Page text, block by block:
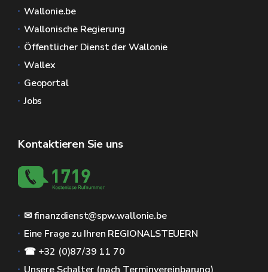
Wallonie.be
Wallonische Regierung
Öffentlicher Dienst der Wallonie
Wallex
Geoportal
Jobs
Kontaktieren Sie uns
✉ finanzdienst@spw.wallonie.be
Eine Frage zu Ihren REGIONALSTEUERN
☎ +32 (0)87/39 11 70